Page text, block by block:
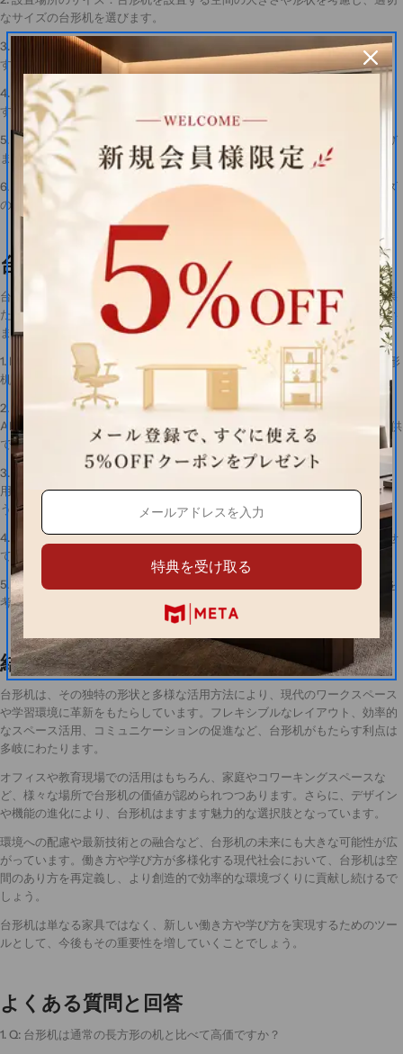
なサイズの台形机を選びます。
3. 必要な機能：高さ調節、収納、配線対応など、必要な機能を明確にしま
す。
4. デザインと材質：オフィスや教室の内装に合うデザインと材質を選びま
す。
5. 予算：品質と機能のバランスを考慮しつつ、予算内で最適な台形机を選び
ます。
6. 拡張性：将来的なレイアウト変更や増設の可能性を考慮し、同じシリーズ
の製品を選ぶことも検討します。
台形机の未来
台形机は、今後もワークスペースや学習環境の設計において重要な役割を果
たし続けると予想されます。特に以下の点で、さらなる進化が期待されてい
ます：
1. IoT（モノのインターネット）との統合：センサーや通信機能を備えた台形
机により、使用状況の把握や最適な環境設定が可能になるかもしれません。
2. AR（拡張現実）/VR（仮想現実）との連携：台形机の形状を活かし、
AR/VR技術と組み合わせることで、より没入感のある作業や学習体験を提供
できる可能性があります。
3. サステナビリティの追求：より環境に配慮した素材や製造プロセスの採
用、さらにはリサイクルやアップサイクルを前提とした設計が進むでしょ
う。
4. パーソナライゼーション：個々のユーザーの好みや作業スタイルに合わせ
て、形状や機能をカスタマイズできる台形机が登場するかもしれません。
5. 健康への配慮：姿勢センサーや自動高さ調節機能など、ユーザーの健康を
考慮した機能が組み込まれる可能性があります。
結論
台形机は、その独特の形状と多様な活用方法により、現代のワークスペース
や学習環境に革新をもたらしています。フレキシブルなレイアウト、効率的
なスペース活用、コミュニケーションの促進など、台形机がもたらす利点は
多岐にわたります。
オフィスや教育現場での活用はもちろん、家庭やコワーキングスペースな
ど、様々な場所で台形机の価値が認められつつあります。さらに、デザイン
や機能の進化により、台形机はますます魅力的な選択肢となっています。
環境への配慮や最新技術との融合など、台形机の未来にも大きな可能性が広
がっています。働き方や学び方が多様化する現代社会において、台形机は空
間のあり方を再定義し、より創造的で効率的な環境づくりに貢献し続けるで
しょう。
台形机は単なる家具ではなく、新しい働き方や学び方を実現するためのツー
ルとして、今後もその重要性を増していくことでしょう。
よくある質問と回答
1. Q: 台形机は通常の長方形の机と比べて高価ですか？
特典を受け取る